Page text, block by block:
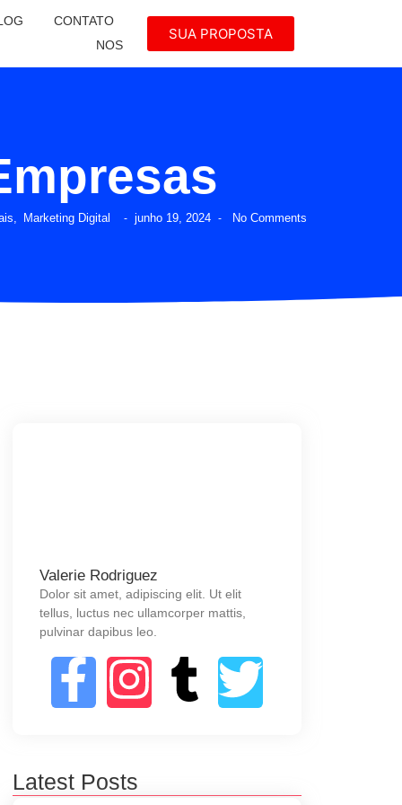
CONTATO
NOS
SUA PROPOSTA
, Marketing Digital - junho 19, 2024 - No Comments
Valerie Rodriguez
Dolor sit amet, adipiscing elit. Ut elit
tellus, luctus nec ullamcorper mattis,
pulvinar dapibus leo.
Latest Posts